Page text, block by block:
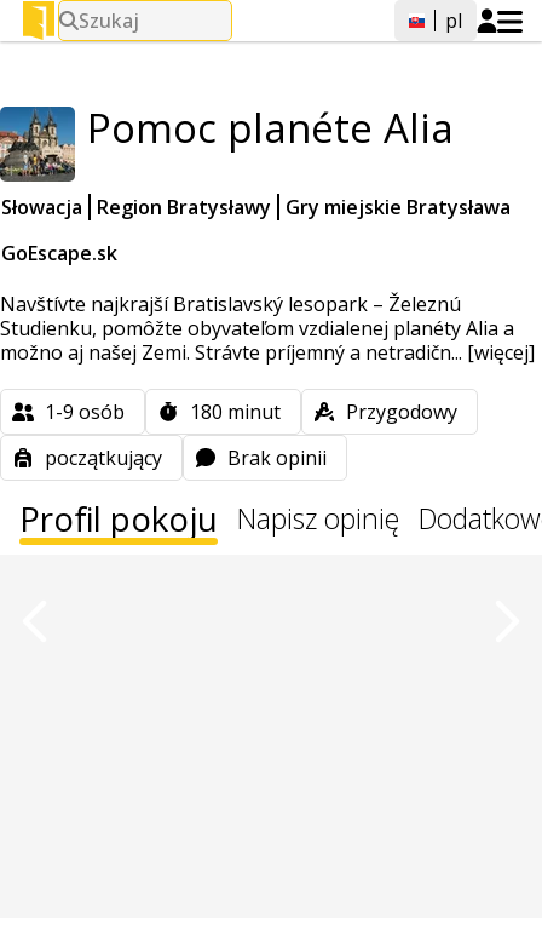
Szukaj pl
Pomoc planéte Alia
Słowacja Region Bratysławy
Gry miejskie Bratysława
GoEscape.sk
Navštívte najkrajší Bratislavský lesopark – Železnú
Studienku, pomôžte obyvateľom vzdialenej planéty Alia a
možno aj našej Zemi. Strávte príjemný a netradičn... [więcej]
1-9 osób 180 minut
Przygodowy
początkujący
Brak opinii
Profil pokoju Napisz opinię